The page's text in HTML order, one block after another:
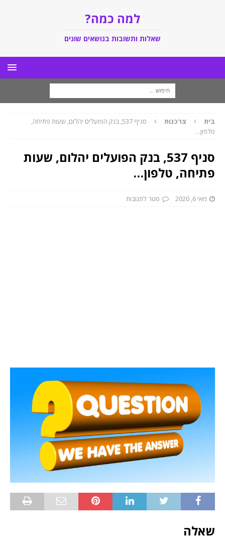
למה כמה?
שאלות ותשובות בנושאים שונים
בית צרכנות
סניף 537, בנק הפועלים יהלום, שעות פתיחה,
טלפון…
סניף 537, בנק הפועלים יהלום, שעות
פתיחה, טלפון…
מאי 6, 2020 סגור לתגובות
שאלה